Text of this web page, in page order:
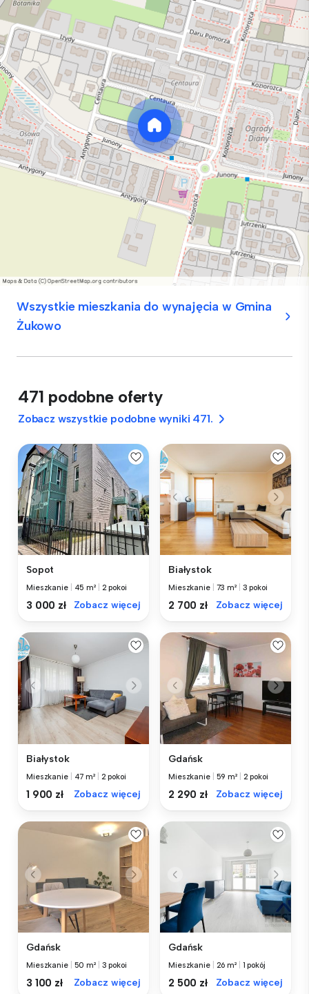
Wszystkie mieszkania do wynajęcia w Gmina
Żukowo
471 podobne oferty
Zobacz wszystkie podobne wyniki 471.
Sopot
Mieszkanie 45 m² 2 pokoi
3 000 zł Zobacz więcej
Białystok
Mieszkanie 73 m² 3 pokoi
2 700 zł Zobacz więcej
Białystok
Mieszkanie 47 m² 2 pokoi
1 900 zł Zobacz więcej
Gdańsk
Mieszkanie 59 m² 2 pokoi
2 290 zł Zobacz więcej
Gdańsk
Mieszkanie 50 m² 3 pokoi
3 100 zł Zobacz więcej
Gdańsk
Mieszkanie 26 m² 1 pokój
2 500 zł Zobacz więcej